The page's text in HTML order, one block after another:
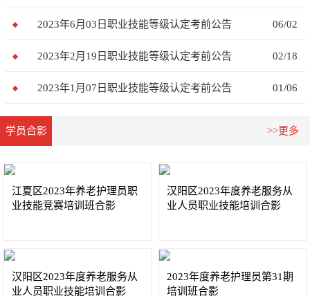
2023年6月03日职业技能等级认定考前公告 06/02
2023年2月19日职业技能等级认定考前公告 02/18
2023年1月07日职业技能等级认定考前公告 01/06
学员合影 >>更多
江夏区2023年养老护理员职
业技能竞赛培训班合影
汉阳区2023年度养老服务从
业人员职业技能培训合影
汉阳区2023年度养老服务从
业人员职业技能培训合影
2023年度养老护理员第31期
培训班合影